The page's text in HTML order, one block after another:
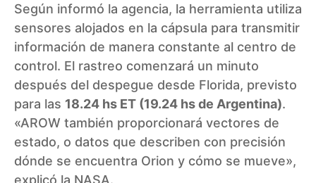
Según informó la agencia, la herramienta utiliza
sensores alojados en la cápsula para transmitir
información de manera constante al centro de
control. El rastreo comenzará un minuto
después del despegue desde Florida, previsto
para las 18.24 hs ET (19.24 hs de Argentina).
«AROW también proporcionará vectores de
estado, o datos que describen con precisión
dónde se encuentra Orion y cómo se mueve»,
explicó la NASA.